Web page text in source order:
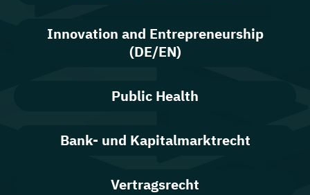
Innovation and Entrepreneurship
(DE/EN)
Public Health
Bank- und Kapitalmarktrecht
Vertragsrecht